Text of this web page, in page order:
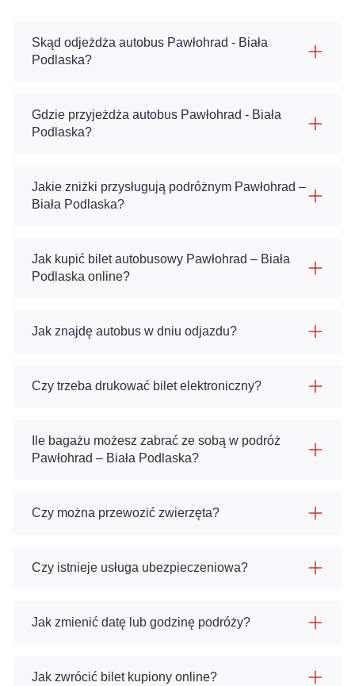
Skąd odjeżdża autobus Pawłohrad - Biała
Podlaska?
Gdzie przyjeżdża autobus Pawłohrad - Biała
Podlaska?
Jakie zniżki przysługują podróżnym Pawłohrad –
Biała Podlaska?
Jak kupić bilet autobusowy Pawłohrad – Biała
Podlaska online?
Jak znajdę autobus w dniu odjazdu?
Czy trzeba drukować bilet elektroniczny?
Ile bagażu możesz zabrać ze sobą w podróż
Pawłohrad – Biała Podlaska?
Czy można przewozić zwierzęta?
Czy istnieje usługa ubezpieczeniowa?
Jak zmienić datę lub godzinę podróży?
Jak zwrócić bilet kupiony online?